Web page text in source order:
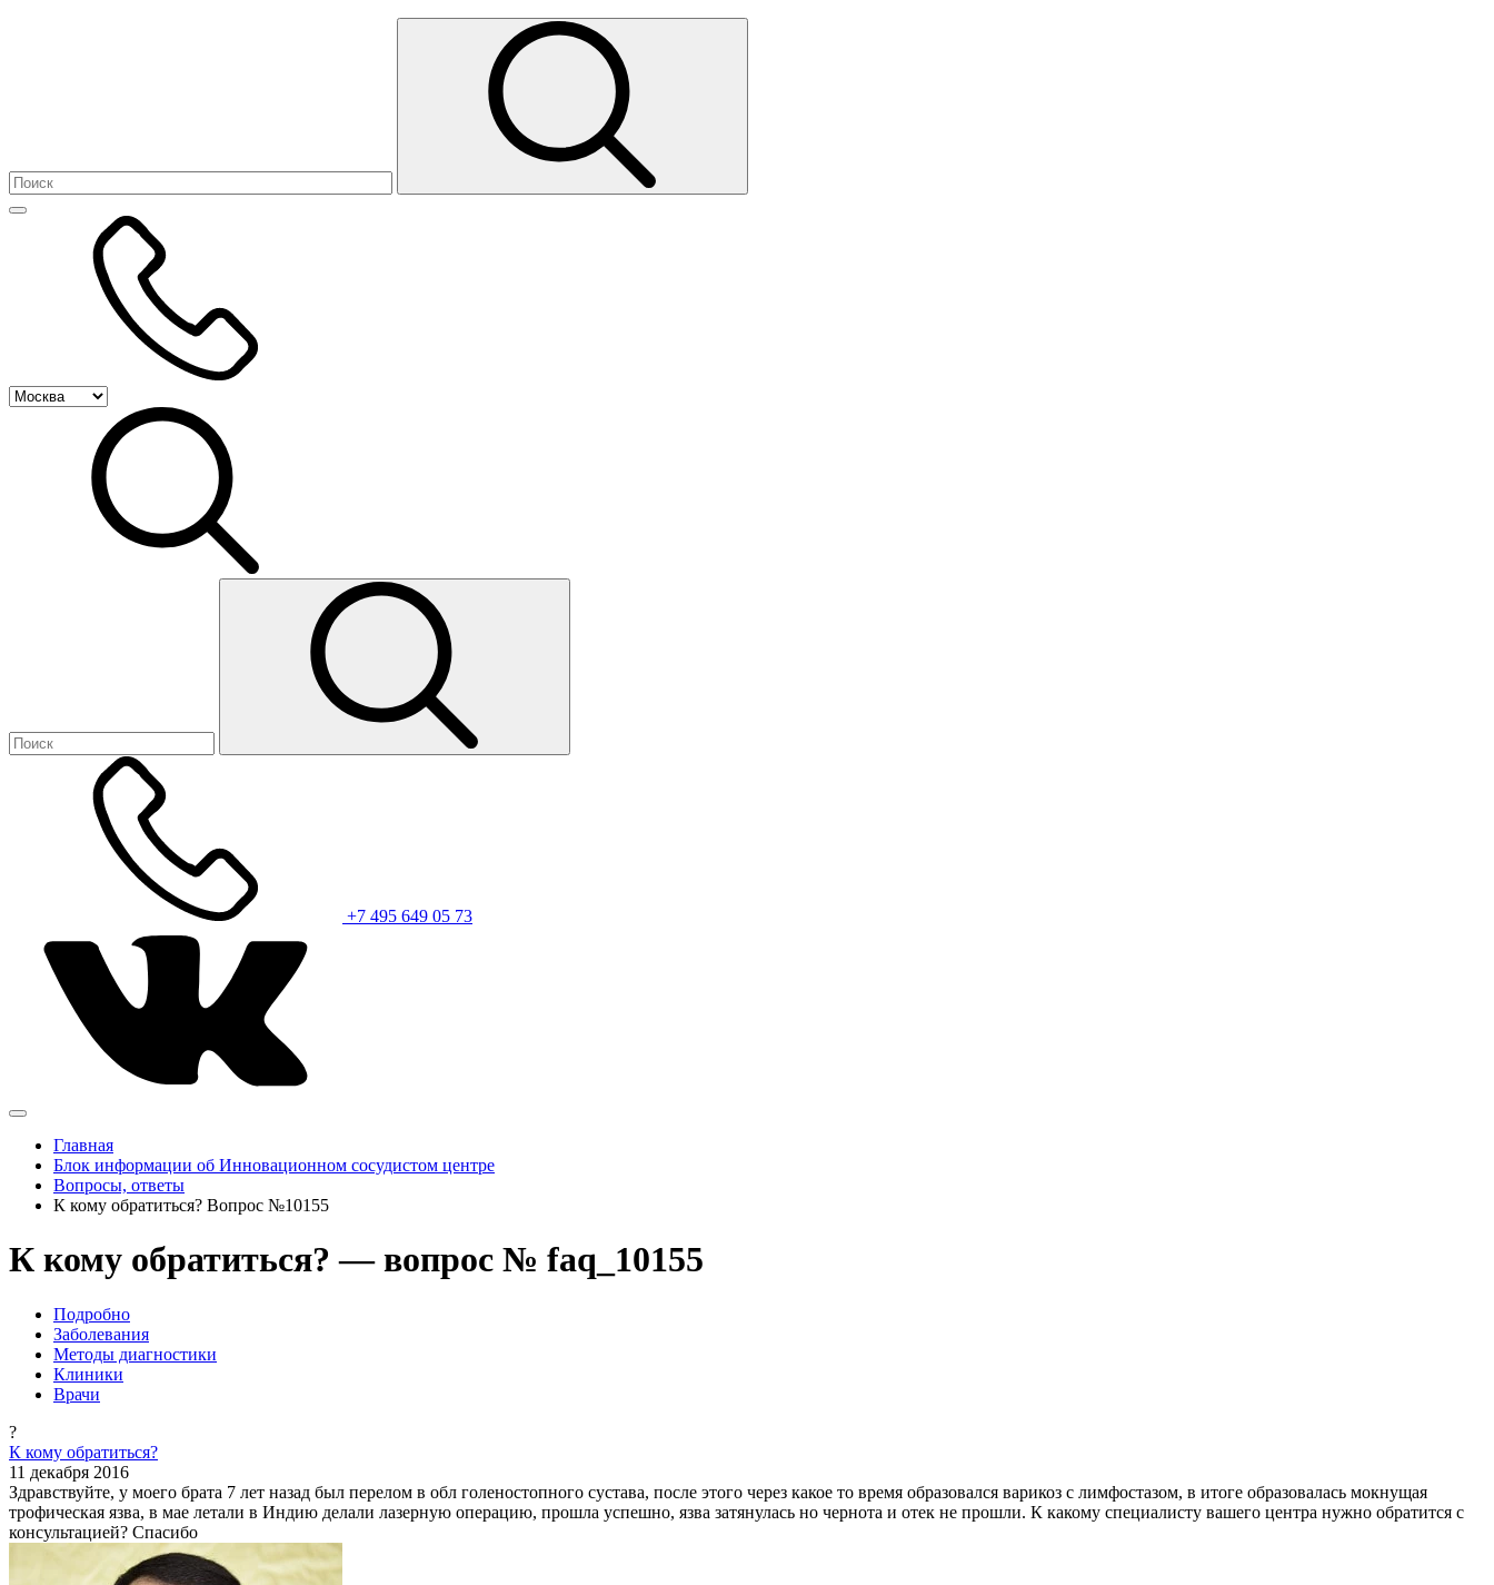
+7 495 649 05 73
Главная
Блок информации об Инновационном сосудистом центре
Вопросы, ответы
К кому обратиться? Вопрос №10155
К кому обратиться? — вопрос № faq_10155
Подробно
Заболевания
Методы диагностики
Клиники
Врачи
?
К кому обратиться?
11 декабря 2016
Здравствуйте, у моего брата 7 лет назад был перелом в обл голеностопного сустава, после этого через какое то время образовался варикоз с лимфостазом, в итоге образовалась мокнущая
трофическая язва, в мае летали в Индию делали лазерную операцию, прошла успешно, язва затянулась но чернота и отек не прошли. К какому специалисту вашего центра нужно обратится с
консультацией? Спасибо